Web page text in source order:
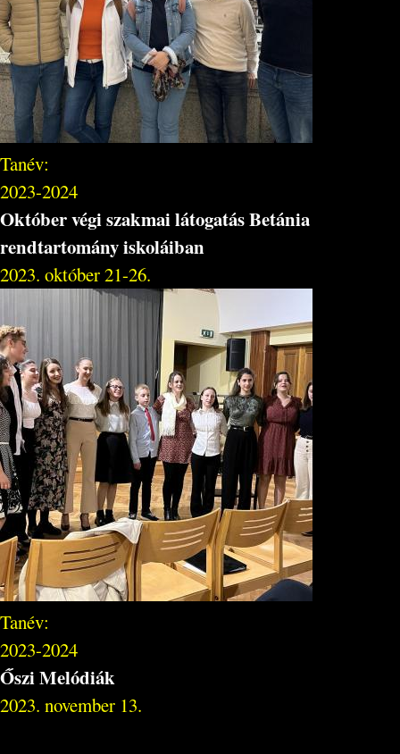
Tanév:
2023-2024
Október végi szakmai látogatás Betánia
rendtartomány iskoláiban
2023. október 21-26.
Tanév:
2023-2024
Őszi Melódiák
2023. november 13.